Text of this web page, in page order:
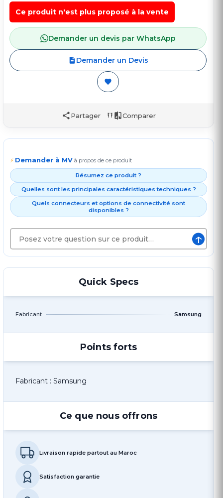
Ce produit n'est plus proposé à la vente
Demander un devis par WhatsApp
Demander un Devis
Partager Comparer
⚡ Demander à MV à propos de ce produit
Résumez ce produit ?
Quelles sont les principales caractéristiques techniques ?
Quels connecteurs et options de connectivité sont
disponibles ?
↑
Quick Specs
Fabricant Samsung
Points forts
Fabricant : Samsung
Ce que nous offrons
Livraison rapide partout au Maroc
Satisfaction garantie